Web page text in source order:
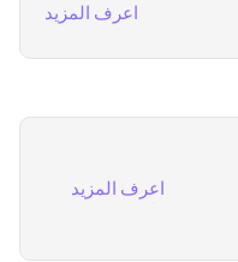
اعرف المزيد
اعرف المزيد